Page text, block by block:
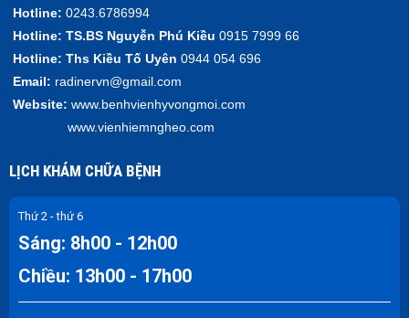
Hotline: 0243.6786994
Hotline: TS.BS Nguyễn Phú Kiều 0915 7999 66
Hotline: Ths Kiều Tố Uyên 0944 054 696
Email: radinervn@gmail.com
Website: www.benhvienhyvongmoi.com
www.vienhiemngheo.com
LỊCH KHÁM CHỮA BỆNH
Thứ 2 - thứ 6
Sáng: 8h00 - 12h00
Chiều: 13h00 - 17h00